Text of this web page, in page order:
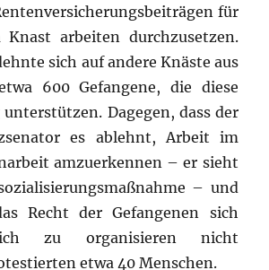
für
arbeiten durchzusetzen.
sich auf andere Knäste aus
600 Gefangene, die diese
Dagegen, dass der
es ablehnt, Arbeit im
amzuerkennen – er sieht
– und
Recht der Gefangenen sich
zu organisieren nicht
etwa 40 Menschen.